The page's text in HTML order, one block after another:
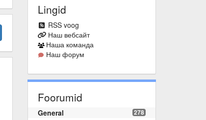
Lingid
RSS voog
Наш вебсайт
Наша команда
Наш форум
Foorumid
278
General